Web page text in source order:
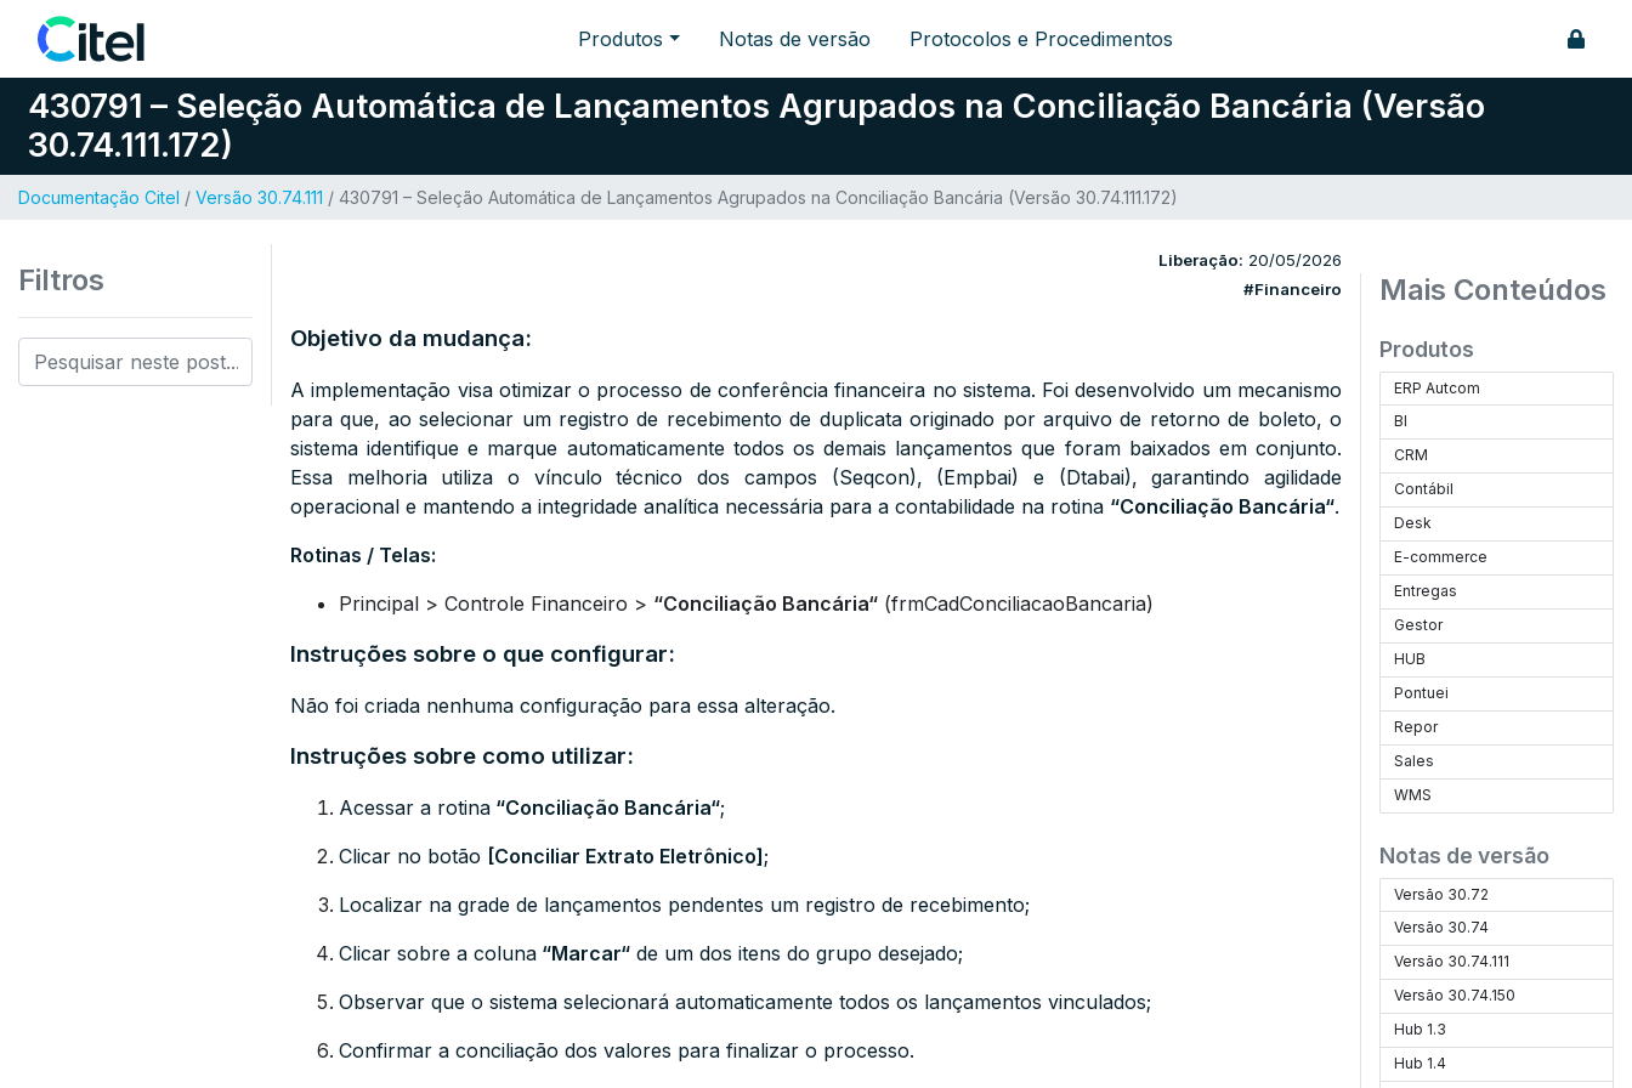
Pular para o conteúdo Produtos Notas de versão Protocolos e Procedimentos
430791 – Seleção Automática de Lançamentos Agrupados na Conciliação Bancária (Versão
30.74.111.172)
Documentação Citel / Versão 30.74.111 / 430791 – Seleção Automática de Lançamentos Agrupados na Conciliação Bancária (Versão 30.74.111.172)
Filtros
Liberação: 20/05/2026
#Financeiro
Objetivo da mudança:
A implementação visa otimizar o processo de conferência financeira no sistema. Foi desenvolvido um mecanismo
para que, ao selecionar um registro de recebimento de duplicata originado por arquivo de retorno de boleto, o
sistema identifique e marque automaticamente todos os demais lançamentos que foram baixados em conjunto.
Essa melhoria utiliza o vínculo técnico dos campos (Seqcon), (Empbai) e (Dtabai), garantindo agilidade
operacional e mantendo a integridade analítica necessária para a contabilidade na rotina “Conciliação Bancária“.
Rotinas / Telas:
Principal > Controle Financeiro > “Conciliação Bancária“ (frmCadConciliacaoBancaria)
Instruções sobre o que configurar:
Não foi criada nenhuma configuração para essa alteração.
Instruções sobre como utilizar:
Acessar a rotina “Conciliação Bancária“;
Clicar no botão [Conciliar Extrato Eletrônico];
Localizar na grade de lançamentos pendentes um registro de recebimento;
Clicar sobre a coluna “Marcar“ de um dos itens do grupo desejado;
Observar que o sistema selecionará automaticamente todos os lançamentos vinculados;
Confirmar a conciliação dos valores para finalizar o processo.
Mais Conteúdos
Produtos
ERP Autcom
BI
CRM
Contábil
Desk
E-commerce
Entregas
Gestor
HUB
Pontuei
Repor
Sales
WMS
Notas de versão
Versão 30.72
Versão 30.74
Versão 30.74.111
Versão 30.74.150
Hub 1.3
Hub 1.4